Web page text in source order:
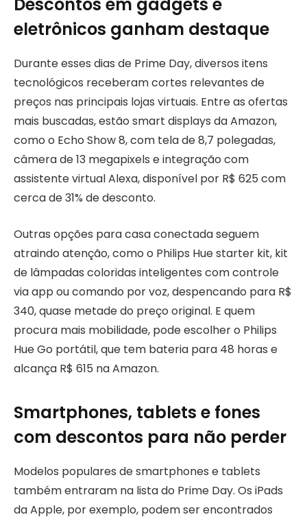
Descontos em gadgets e
eletrônicos ganham destaque
Durante esses dias de Prime Day, diversos itens
tecnológicos receberam cortes relevantes de
preços nas principais lojas virtuais. Entre as ofertas
mais buscadas, estão smart displays da Amazon,
como o Echo Show 8, com tela de 8,7 polegadas,
câmera de 13 megapixels e integração com
assistente virtual Alexa, disponível por R$ 625 com
cerca de 31% de desconto.
Outras opções para casa conectada seguem
atraindo atenção, como o Philips Hue starter kit, kit
de lâmpadas coloridas inteligentes com controle
via app ou comando por voz, despencando para R$
340, quase metade do preço original. E quem
procura mais mobilidade, pode escolher o Philips
Hue Go portátil, que tem bateria para 48 horas e
alcança R$ 615 na Amazon.
Smartphones, tablets e fones
com descontos para não perder
Modelos populares de smartphones e tablets
também entraram na lista do Prime Day. Os iPads
da Apple, por exemplo, podem ser encontrados